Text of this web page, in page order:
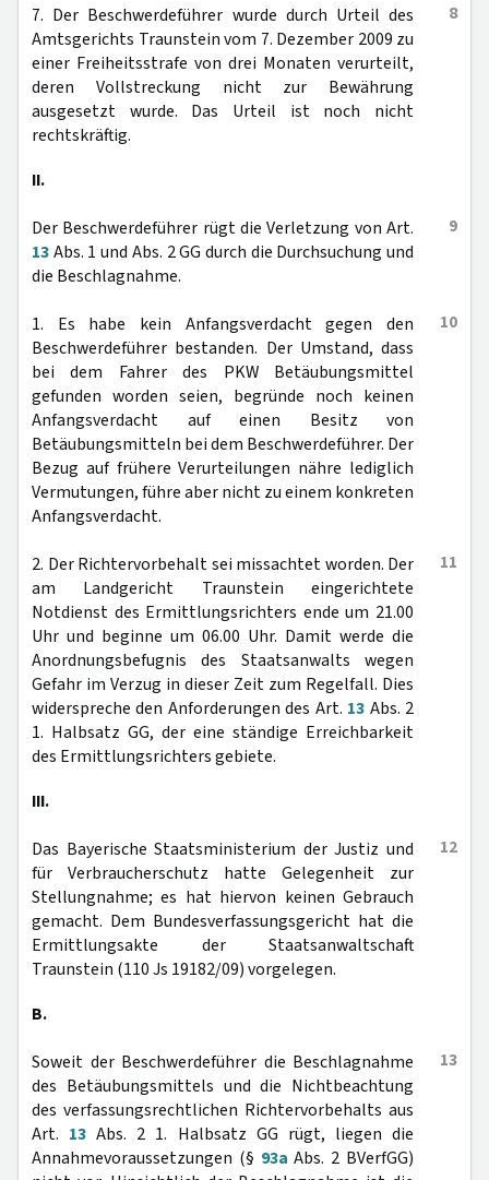
8
7. Der Beschwerdeführer wurde durch Urteil des
Amtsgerichts Traunstein vom 7. Dezember 2009 zu
einer Freiheitsstrafe von drei Monaten verurteilt,
deren Vollstreckung nicht zur Bewährung
ausgesetzt wurde. Das Urteil ist noch nicht
rechtskräftig.
II.
9
Der Beschwerdeführer rügt die Verletzung von Art.
13Abs. 1 und Abs. 2 GG durch die Durchsuchung und
die Beschlagnahme.
10
1. Es habe kein Anfangsverdacht gegen den
Beschwerdeführer bestanden. Der Umstand, dass
bei dem Fahrer des PKW Betäubungsmittel
gefunden worden seien, begründe noch keinen
Anfangsverdacht auf einen Besitz von
Betäubungsmitteln bei dem Beschwerdeführer. Der
Bezug auf frühere Verurteilungen nähre lediglich
Vermutungen, führe aber nicht zu einem konkreten
Anfangsverdacht.
11
2. Der Richtervorbehalt sei missachtet worden. Der
am Landgericht Traunstein eingerichtete
Notdienst des Ermittlungsrichters ende um 21.00
Uhr und beginne um 06.00 Uhr. Damit werde die
Anordnungsbefugnis des Staatsanwalts wegen
Gefahr im Verzug in dieser Zeit zum Regelfall. Dies
widerspreche den Anforderungen des Art. 13 Abs. 2
1. Halbsatz GG, der eine ständige Erreichbarkeit
des Ermittlungsrichters gebiete.
III.
12
Das Bayerische Staatsministerium der Justiz und
für Verbraucherschutz hatte Gelegenheit zur
Stellungnahme; es hat hiervon keinen Gebrauch
gemacht. Dem Bundesverfassungsgericht hat die
Ermittlungsakte der Staatsanwaltschaft
Traunstein (110 Js 19182/09) vorgelegen.
B.
13
Soweit der Beschwerdeführer die Beschlagnahme
des Betäubungsmittels und die Nichtbeachtung
des verfassungsrechtlichen Richtervorbehalts aus
Art. 13 Abs. 2 1. Halbsatz GG rügt, liegen die
Annahmevoraussetzungen (§ 93a Abs. 2 BVerfGG)